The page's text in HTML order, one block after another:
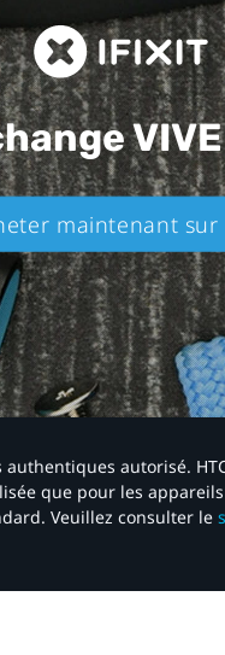
maintenant sur
autorisé.
que pour les
Veuillez consulter le